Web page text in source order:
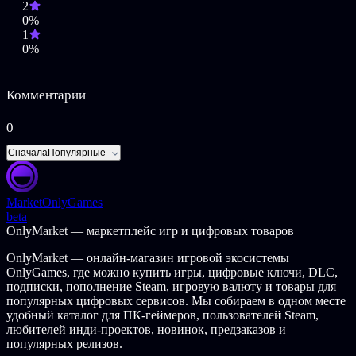
2
0%
1
0%
Комментарии
0
СначалаПопулярные
MarketOnlyGames
beta
OnlyMarket — маркетплейс игр и цифровых товаров
OnlyMarket — онлайн-магазин игровой экосистемы
OnlyGames, где можно купить игры, цифровые ключи, DLC,
подписки, пополнение Steam, игровую валюту и товары для
популярных цифровых сервисов. Мы собираем в одном месте
удобный каталог для ПК-геймеров, пользователей Steam,
любителей инди-проектов, новинок, предзаказов и
популярных релизов.